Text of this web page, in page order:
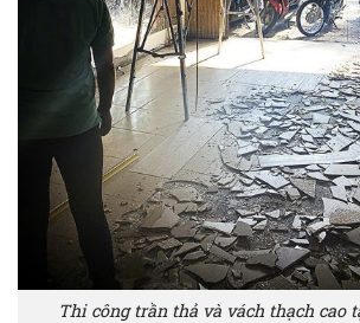
Thi công trần thả và vách thạch cao